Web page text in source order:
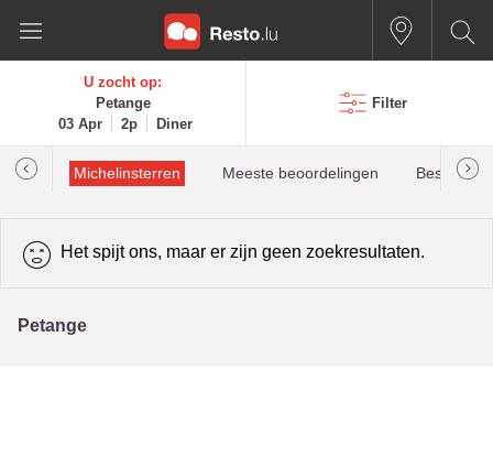
U zocht op:
Petange
03 Apr
2p Diner
Filter
Michelinsterren Meeste beoordelingen Best
Het spijt ons, maar er zijn geen zoekresultaten.
Petange